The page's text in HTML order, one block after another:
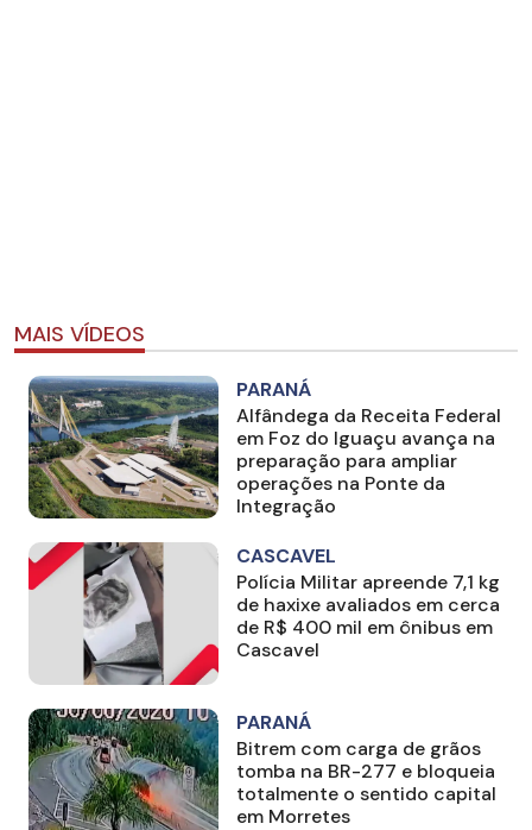
MAIS VÍDEOS
PARANÁ
Alfândega da Receita Federal
em Foz do Iguaçu avança na
preparação para ampliar
operações na Ponte da
Integração
CASCAVEL
Polícia Militar apreende 7,1 kg
de haxixe avaliados em cerca
de R$ 400 mil em ônibus em
Cascavel
PARANÁ
Bitrem com carga de grãos
tomba na BR-277 e bloqueia
totalmente o sentido capital
em Morretes